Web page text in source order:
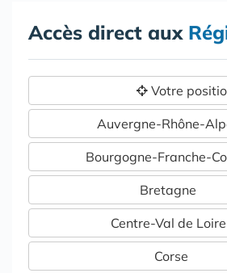
Accès direct aux
Votre
Auvergne-Rhône-
Bourgogne-Franche-
Bretagne
Centre-Val de Loire
Corse